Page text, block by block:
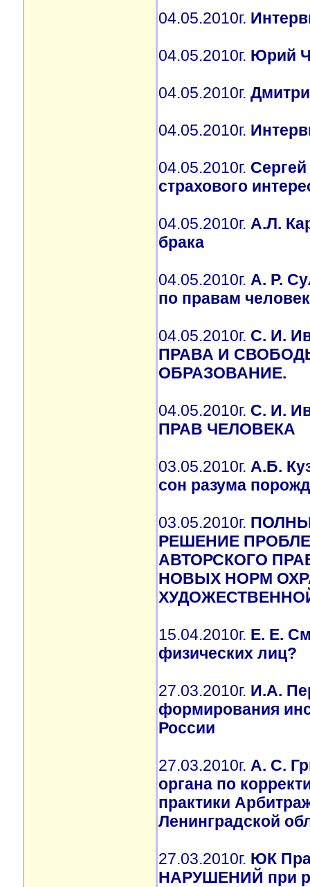
04.05.2010г.
04.05.2010г. Юрий
04.05.2010г.
04.05.2010г.
04.05.2010г.
страхового
04.05.2010г. А.Л.
брака
04.05.2010г. А. Р.
по правам
04.05.2010г. С. И.
ПРАВА И
ОБРАЗОВАНИЕ.
04.05.2010г. С. И.
ПРАВ ЧЕЛОВЕКА
03.05.2010г. А.Б.
сон разума
03.05.2010г.
РЕШЕНИЕ
АВТОРСКОГО
НОВЫХ НОРМ
15.04.2010г. Е. Е.
физических лиц?
27.03.2010г. И.А.
формирования
России
27.03.2010г. А. С.
органа по
практики
Ленинградской
27.03.2010г. ЮК
НАРУШЕНИЙ при